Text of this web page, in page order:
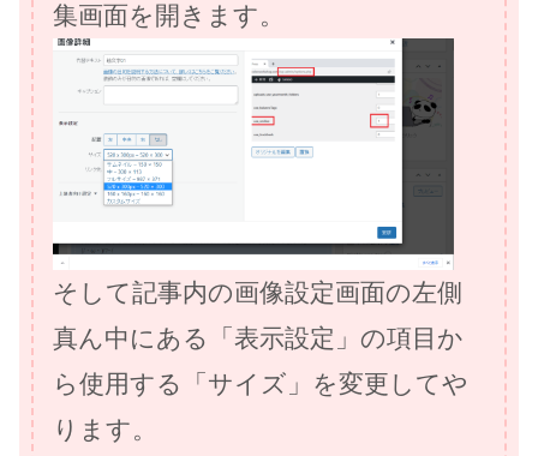
集画面を開きます。
そして記事内の画像設定画面の左側
真ん中にある「表示設定」の項目か
ら使用する「サイズ」を変更してや
ります。